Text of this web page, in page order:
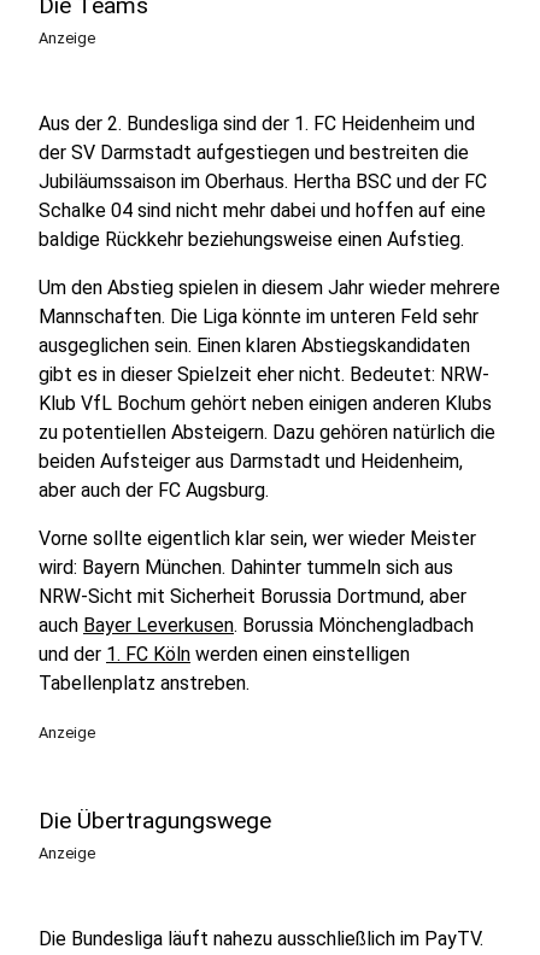
Anzeige
Aus der 2. Bundesliga sind der 1. FC Heidenheim und
der SV Darmstadt aufgestiegen und bestreiten die
Jubiläumssaison im Oberhaus. Hertha BSC und der FC
Schalke 04 sind nicht mehr dabei und hoffen auf eine
baldige Rückkehr beziehungsweise einen Aufstieg.
Um den Abstieg spielen in diesem Jahr wieder mehrere
Mannschaften. Die Liga könnte im unteren Feld sehr
ausgeglichen sein. Einen klaren Abstiegskandidaten
gibt es in dieser Spielzeit eher nicht. Bedeutet: NRW-
Klub VfL Bochum gehört neben einigen anderen Klubs
zu potentiellen Absteigern. Dazu gehören natürlich die
beiden Aufsteiger aus Darmstadt und Heidenheim,
aber auch der FC Augsburg.
Vorne sollte eigentlich klar sein, wer wieder Meister
wird: Bayern München. Dahinter tummeln sich aus
NRW-Sicht mit Sicherheit Borussia Dortmund, aber
auch Bayer Leverkusen. Borussia Mönchengladbach
und der 1. FC Köln werden einen einstelligen
Tabellenplatz anstreben.
Anzeige
Die Übertragungswege
Anzeige
Die Bundesliga läuft nahezu ausschließlich im PayTV.